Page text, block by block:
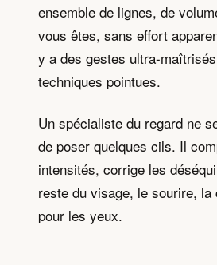
ensemble de lignes, de
vous êtes, sans effort
y a des gestes ultra-
techniques pointues.
Un spécialiste du regard ne
de poser quelques cils. Il
intensités, corrige les
reste du visage, le sourire,
pour les yeux.